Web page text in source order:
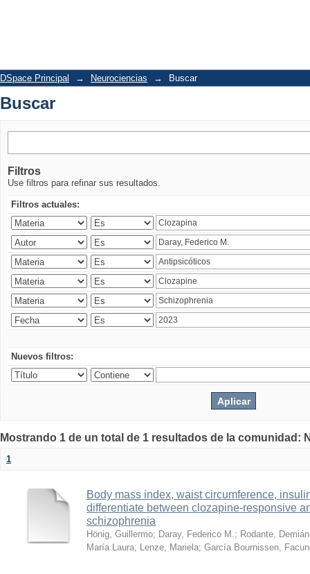
DSpace Principal → Neurociencias → Buscar
Buscar
Filtros
Use filtros para refinar sus resultados.
Filtros actuales:
Nuevos filtros:
Mostrando 1 de un total de 1 resultados de la comunidad:
1
Body mass index, waist circumference,
differentiate between clozapine-responsive
schizophrenia
Hönig, Guillermo; Daray, Federico M.; Rodante, Demián
María Laura; Lenze, Mariela; García Bournissen,